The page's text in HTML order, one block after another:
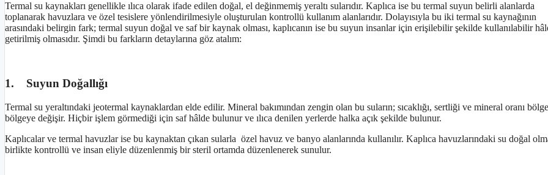
Termal su kaynakları genellikle ılıca olarak ifade edilen doğal, el değinmemiş yeraltı sularıdır. Kaplıca ise bu termal suyun belirli alanlarda
toplanarak havuzlara ve özel tesislere yönlendirilmesiyle oluşturulan kontrollü kullanım alanlarıdır. Dolayısıyla bu iki termal su kaynağının
arasındaki belirgin fark; termal suyun doğal ve saf bir kaynak olması, kaplıcanın ise bu suyun insanlar için erişilebilir şekilde kullanılabilir
getirilmiş olmasıdır. Şimdi bu farkların detaylarına göz atalım:
1. Suyun Doğallığı
Termal su yeraltındaki jeotermal kaynaklardan elde edilir. Mineral bakımından zengin olan bu suların; sıcaklığı, sertliği ve mineral oranı
bölgeye değişir. Hiçbir işlem görmediği için saf hâlde bulunur ve ılıca denilen yerlerde halka açık şekilde bulunur.
Kaplıcalar ve termal havuzlar ise bu kaynaktan çıkan sularla özel havuz ve banyo alanlarında kullanılır. Kaplıca havuzlarındaki su doğal
birlikte kontrollü ve insan eliyle düzenlenmiş bir steril ortamda düzenlenerek sunulur.